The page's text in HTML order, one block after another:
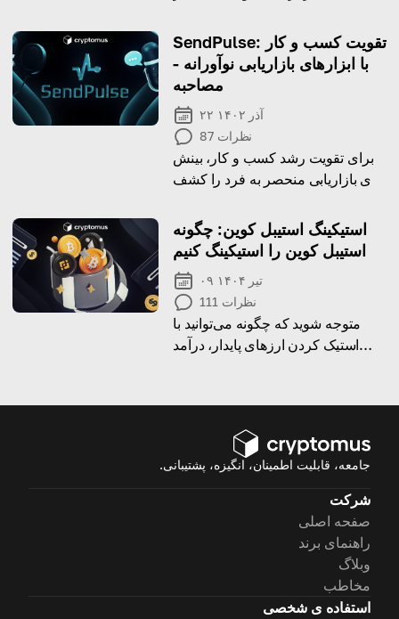
SendPulse: تقویت کسب و کار
با ابزارهای بازاریابی نوآورانه -
مصاحبه
۲۲ آذر ۱۴۰۲
87 نظرات
برای تقویت رشد کسب و کار، بینش
های بازاریابی منحصر به فرد را کشف
استیکینگ استیبل کوین: چگونه
استیبل کوین را استیکینگ کنیم
۰۹ تیر ۱۴۰۴
111 نظرات
متوجه شوید که چگونه می‌توانید با
استیک کردن ارزهای پایدار، درآمد
جامعه، قابلیت اطمینان، انگیزه، پشتیبانی.
شرکت
صفحه اصلی
راهنمای برند
وبلاگ
مخاطب
استفاده ی شخصی